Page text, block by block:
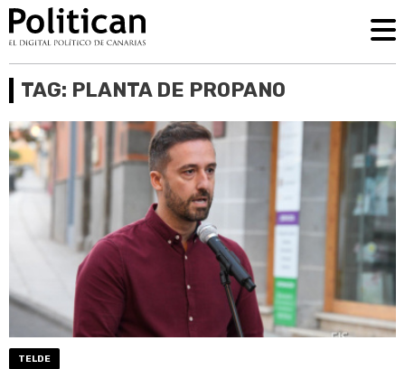
TAG: PLANTA DE PROPANO
TELDE